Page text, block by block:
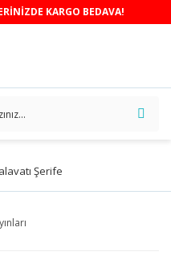
KARGO BEDAVA!
Şerife